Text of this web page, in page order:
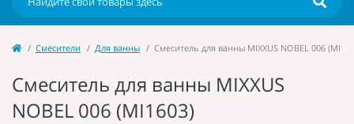
Cмесители Для ванны Смеситель для ванны MIXXUS NOBEL 006
Смеситель для ванны MIXXUS
NOBEL 006 (MI1603)